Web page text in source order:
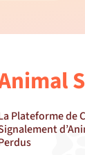
Plateforme de